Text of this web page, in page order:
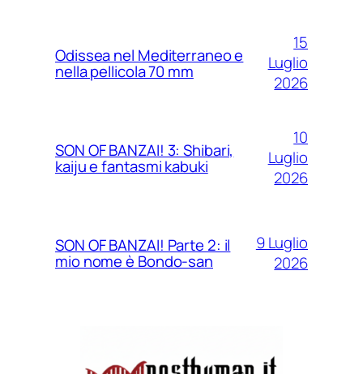
Odissea nel Mediterraneo e
nella pellicola 70 mm
15
Luglio
2026
SON OF BANZAI! 3: Shibari,
kaiju e fantasmi kabuki
10
Luglio
2026
SON OF BANZAI! Parte 2: il
mio nome è Bondo-san
9 Luglio
2026